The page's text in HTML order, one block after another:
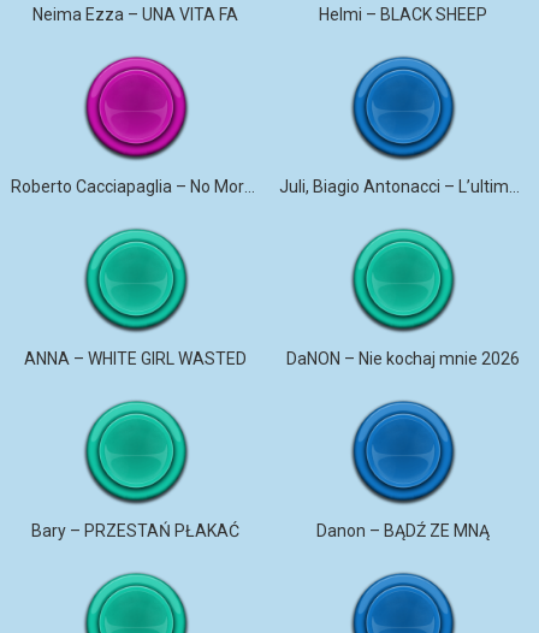
Neima Ezza – UNA VITA FA Helmi – BLACK SHEEP
Roberto Cacciapaglia – No More Violence
ANNA – WHITE GIRL WASTED DaNON – Nie kochaj mnie 2026
Bary – PRZESTAŃ PŁAKAĆ Danon – BĄDŹ ZE MNĄ